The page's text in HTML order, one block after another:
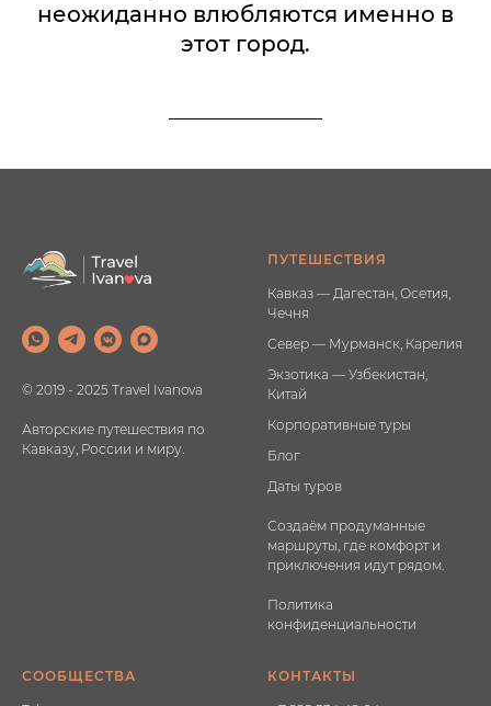
неожиданно влюбляются именно в
этот город.
© 2019 - 2025 Travel Ivanova
Авторские путешествия по
Кавказу, России и миру.
ПУТЕШЕСТВИЯ
Кавказ — Дагестан, Осетия,
Чечня
Север — Мурманск, Карелия
Экзотика — Узбекистан,
Китай
Корпоративные туры
Блог
Даты туров
Создаём продуманные
маршруты, где комфорт и
приключения идут рядом.
Политика
конфиденциальности
СООБЩЕСТВА КОНТАКТЫ